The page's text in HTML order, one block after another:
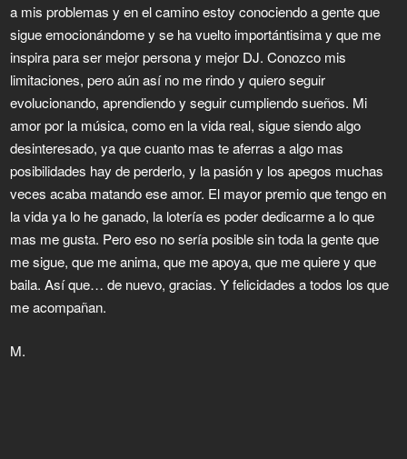
a mis problemas y en el camino estoy conociendo a gente que
sigue emocionándome y se ha vuelto importántisima y que me
inspira para ser mejor persona y mejor DJ. Conozco mis
limitaciones, pero aún así no me rindo y quiero seguir
evolucionando, aprendiendo y seguir cumpliendo sueños. Mi
amor por la música, como en la vida real, sigue siendo algo
desinteresado, ya que cuanto mas te aferras a algo mas
posibilidades hay de perderlo, y la pasión y los apegos muchas
veces acaba matando ese amor. El mayor premio que tengo en
la vida ya lo he ganado, la lotería es poder dedicarme a lo que
mas me gusta. Pero eso no sería posible sin toda la gente que
me sigue, que me anima, que me apoya, que me quiere y que
baila. Así que… de nuevo, gracias. Y felicidades a todos los que
me acompañan.
M.